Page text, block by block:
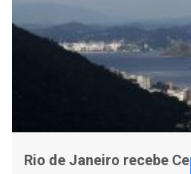
Rio de Janeiro recebe